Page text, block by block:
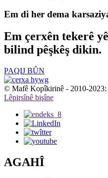
Em di her dema
Em çerxên tekerê
bilind pêşkêş dikin.
PAQIJ BÛN
© Mafê Kopîkirinê - 2010-2023:
Lêpirsînê bişîne
AGAHÎ